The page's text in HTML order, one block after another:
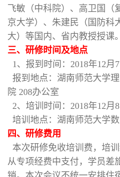
飞敏（中科院）、高卫国（
京大学）、朱建民（国防科
大）等国内、省内教授授课。
三、研修时间及地点
1、报到时间：2018年12月
报到地点：湖南师范大学
院 208办公室
2、培训时间：2018年12月
培训地点：湖南师范大学
四、研修费用
本次研修免收培训费，培
从专项经费中支付，学员差